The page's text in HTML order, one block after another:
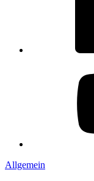
Allgemein